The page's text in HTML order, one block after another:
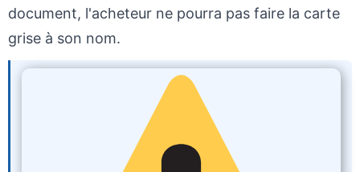
document, l'acheteur ne pourra pas faire la carte
grise à son nom.